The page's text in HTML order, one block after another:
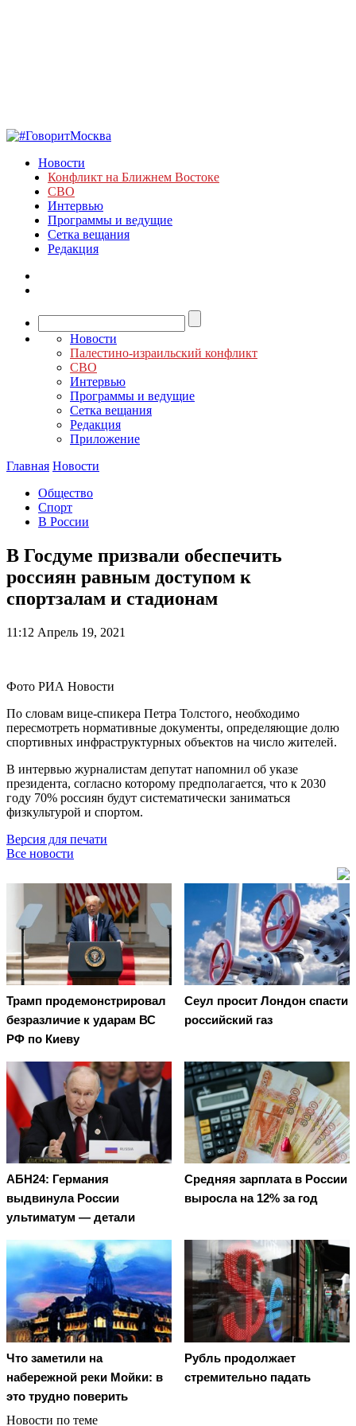
Новости
Конфликт на Ближнем Востоке
СВО
Интервью
Программы и ведущие
Сетка вещания
Редакция
Новости
Палестино-израильский конфликт
СВО
Интервью
Программы и ведущие
Сетка вещания
Редакция
Приложение
Главная Новости
Общество
Спорт
В России
В Госдуме призвали обеспечить
россиян равным доступом к
спортзалам и стадионам
11:12 Апрель 19, 2021
Фото РИА Новости
По словам вице-спикера Петра Толстого, необходимо
пересмотреть нормативные документы, определяющие долю
спортивных инфраструктурных объектов на число жителей.
В интервью журналистам депутат напомнил об указе
президента, согласно которому предполагается, что к 2030
году 70% россиян будут систематически заниматься
физкультурой и спортом.
Версия для печати
Все новости
Трамп продемонстрировал
безразличие к ударам ВС
РФ по Киеву
Сеул просит Лондон спасти
российский газ
АБН24: Германия
выдвинула России
ультиматум — детали
Средняя зарплата в России
выросла на 12% за год
Что заметили на
набережной реки Мойки: в
это трудно поверить
Рубль продолжает
стремительно падать
Новости по теме